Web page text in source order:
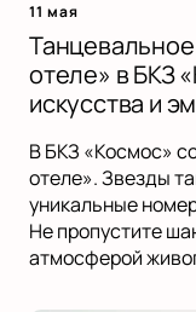
11 мая
отеле» в БКЗ
искусства и
В БКЗ «Космос»
отеле». Звезды
уникальные
Не пропустите
атмосферой